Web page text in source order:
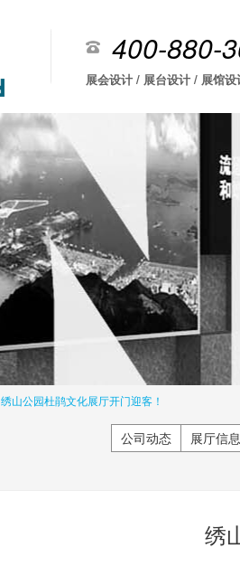
400-880-
展会设计 / 展台设计 / 展馆
绣山公园杜鹃文化展厅开门迎客！
公司动态 展厅信息
绣